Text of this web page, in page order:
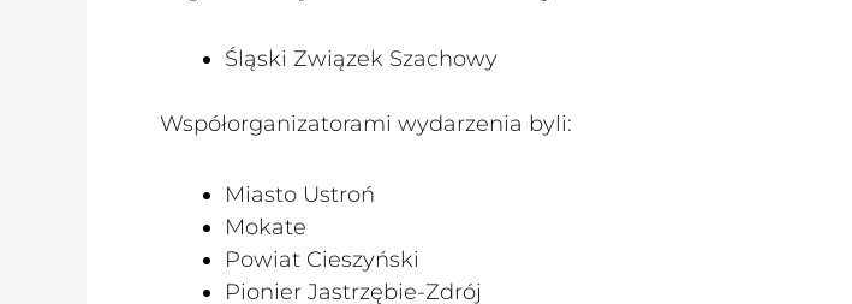
Śląski Związek Szachowy
Współorganizatorami wydarzenia byli:
Miasto Ustroń
Mokate
Powiat Cieszyński
Pionier Jastrzębie-Zdrój